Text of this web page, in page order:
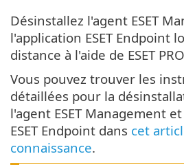
Désinstallez l'agent ESET
l'application ESET Endpoint
distance à l'aide de ESET
Vous pouvez trouver les
détaillées pour la
l'agent ESET Management
ESET Endpoint dans cet
connaissance.